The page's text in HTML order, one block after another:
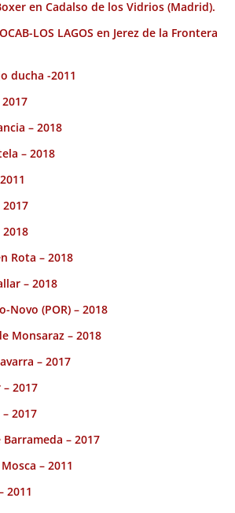
en Cadalso de los Vidrios (Madrid).
LOS LAGOS en Jerez de la Frontera
ducha -2011
– 2018
– 2018
2017
2018
Rota – 2018
– 2018
Novo (POR) – 2018
Monsaraz – 2018
– 2017
2017
2017
– 2017
– 2011
2011